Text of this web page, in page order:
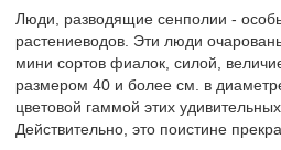
Люди, разводящие сенполии -
растениеводов. Эти люди
мини сортов фиалок, силой,
размером 40 и более см. в
цветовой гаммой этих
Действительно, это поистине